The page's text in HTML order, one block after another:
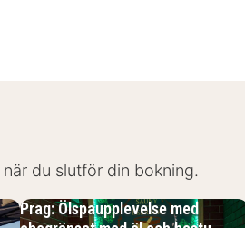
kulturarv. Området erbjuder
du slutför din bokning.
Prag: Ölspaupplevelse med